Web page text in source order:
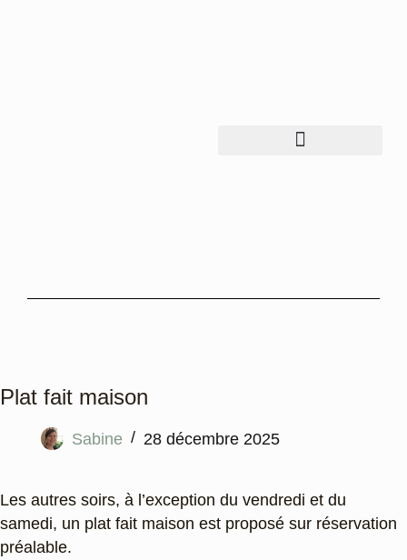
Plat fait maison
Sabine 28 décembre 2025
Les autres soirs, à l’exception du vendredi et du
samedi, un plat fait maison est proposé sur réservation
préalable.